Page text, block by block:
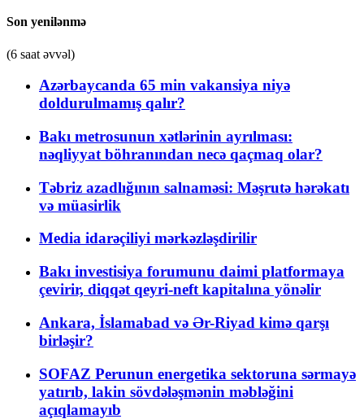
Son yenilənmə
(6 saat əvvəl)
Azərbaycanda 65 min vakansiya niyə
doldurulmamış qalır?
Bakı metrosunun xətlərinin ayrılması:
nəqliyyat böhranından necə qaçmaq olar?
Təbriz azadlığının salnaməsi: Məşrutə hərəkatı
və müasirlik
Media idarəçiliyi mərkəzləşdirilir
Bakı investisiya forumunu daimi platformaya
çevirir, diqqət qeyri-neft kapitalına yönəlir
Ankara, İslamabad və Ər-Riyad kimə qarşı
birləşir?
SOFAZ Perunun energetika sektoruna sərmayə
yatırıb, lakin sövdələşmənin məbləğini
açıqlamayıb